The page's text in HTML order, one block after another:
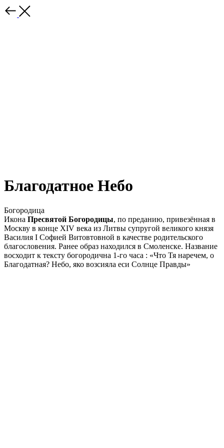
Благодатное Небо
Богородица
Икона Пресвятой Богородицы, по преданию, привезённая в
Москву в конце XIV века из Литвы супругой великого князя
Василия I Софией Витовтовной в качестве родительского
благословения. Ранее образ находился в Смоленске. Название
восходит к тексту богородична 1-го часа : «Что Тя наречем, о
Благодатная? Небо, яко возсияла еси Солнце Правды»